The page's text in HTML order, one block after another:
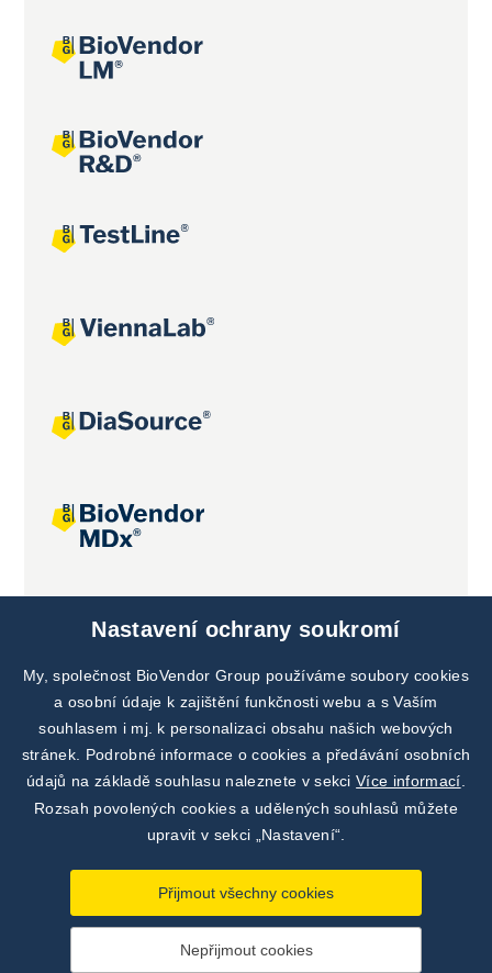
Nastavení ochrany soukromí
My, společnost BioVendor Group používáme soubory cookies
a osobní údaje k zajištění funkčnosti webu a s Vaším
souhlasem i mj. k personalizaci obsahu našich webových
stránek. Podrobné informace o cookies a předávání osobních
údajů na základě souhlasu naleznete v sekciVíce informací
Rozsah povolených cookies a udělených souhlasů můžete
upravit v sekci „Nastavení“.
Přijmout všechny cookies
Nepřijmout cookies